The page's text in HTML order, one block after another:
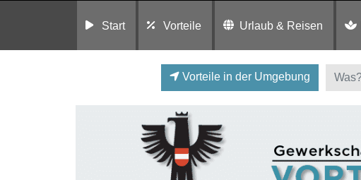
Start Vorteile Urlaub & Reisen
Vorteile in der Umgebung